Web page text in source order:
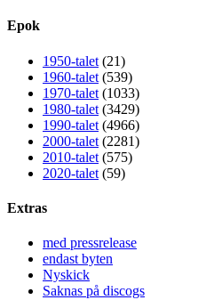
Epok
1950-talet (21)
1960-talet (539)
1970-talet (1033)
1980-talet (3429)
1990-talet (4966)
2000-talet (2281)
2010-talet (575)
2020-talet (59)
Extras
med pressrelease
endast byten
Nyskick
Saknas på discogs